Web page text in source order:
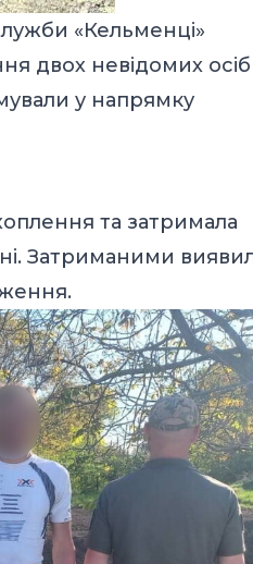
«Кельменці»
двох невідомих
у напрямку
та затримала
Затриманими